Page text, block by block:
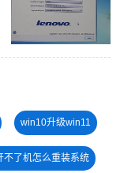
win10升级win11
不了机怎么重装系统